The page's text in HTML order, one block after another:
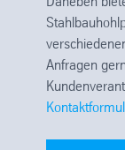
Anfragen